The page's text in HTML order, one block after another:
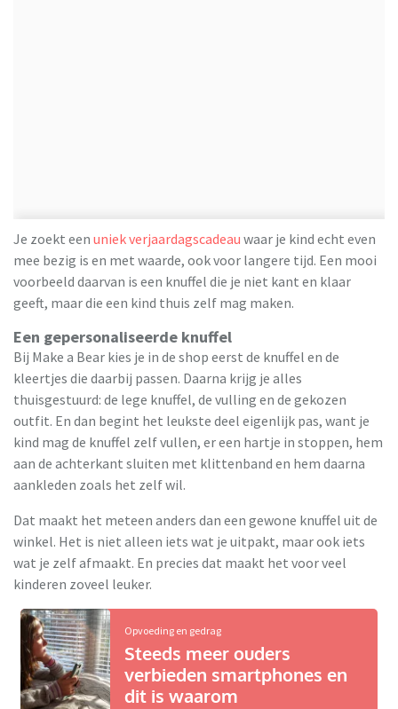
Je zoekt een uniek verjaardagscadeau waar je kind echt even
mee bezig is en met waarde, ook voor langere tijd. Een mooi
voorbeeld daarvan is een knuffel die je niet kant en klaar
geeft, maar die een kind thuis zelf mag maken.
Een gepersonaliseerde knuffel
Bij Make a Bear kies je in de shop eerst de knuffel en de
kleertjes die daarbij passen. Daarna krijg je alles
thuisgestuurd: de lege knuffel, de vulling en de gekozen
outfit. En dan begint het leukste deel eigenlijk pas, want je
kind mag de knuffel zelf vullen, er een hartje in stoppen, hem
aan de achterkant sluiten met klittenband en hem daarna
aankleden zoals het zelf wil.
Dat maakt het meteen anders dan een gewone knuffel uit de
winkel. Het is niet alleen iets wat je uitpakt, maar ook iets
wat je zelf afmaakt. En precies dat maakt het voor veel
kinderen zoveel leuker.
Opvoeding en gedrag
Steeds meer ouders
verbieden smartphones en
dit is waarom